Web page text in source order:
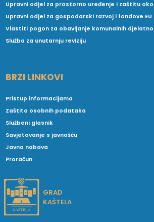
Upravni odjel za prostorno uređenje i zaštitu
Upravni odjel za gospodarski razvoj i fondove EU
Vlastiti pogon za obavljanje komunalnih
Služba za unutarnju reviziju
BRZI LINKOVI
Pristup informacijama
Zaštita osobnih podataka
Službeni glasnik
Savjetovanje s javnošću
Javna nabava
Proračun
GRAD
KAŠTELA